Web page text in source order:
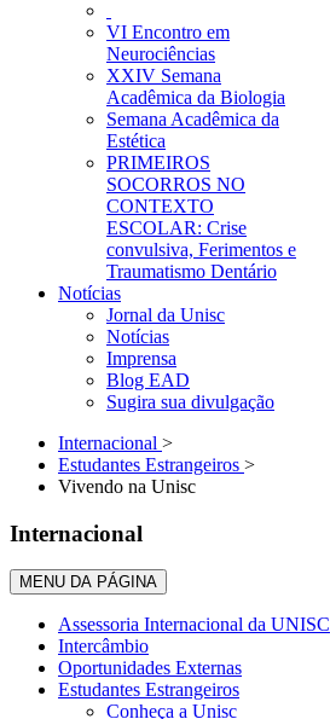
VI Encontro em
Neurociências
XXIV Semana
Acadêmica da Biologia
Semana Acadêmica da
Estética
PRIMEIROS
SOCORROS NO
CONTEXTO
ESCOLAR: Crise
convulsiva, Ferimentos e
Traumatismo Dentário
Notícias
Jornal da Unisc
Notícias
Imprensa
Blog EAD
Sugira sua divulgação
Internacional >
Estudantes Estrangeiros >
Vivendo na Unisc
Internacional
MENU DA PÁGINA
Assessoria Internacional da UNISC
Intercâmbio
Oportunidades Externas
Estudantes Estrangeiros
Conheça a Unisc